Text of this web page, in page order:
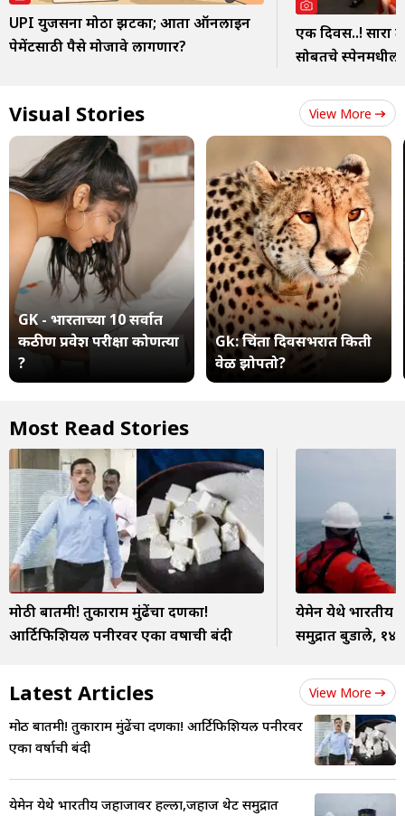
UPI युजर्सना मोठा झटका; आता ऑनलाइन
पेमेंटसाठी पैसे मोजावे लागणार?
एक दिवस..! सारा
सोबतचे
Visual Stories View More
GK - भारताच्या 10 सर्वात
कठीण प्रवेश परीक्षा कोणत्या
?
Gk: चिंता दिवसभरात किती
वेळ झोपतो?
Most Read Stories
मोठी बातमी! तुकाराम मुंढेंचा दणका!
आर्टिफिशियल पनीरवर एका वर्षाची बंदी
येमेन येथे भारतीय
समुद्रात बुडाले, १४
Latest Articles View More
मोठी बातमी! तुकाराम मुंढेंचा दणका! आर्टिफिशियल पनीरवर
एका वर्षाची बंदी
येमेन येथे भारतीय जहाजावर हल्ला,जहाज थेट समुद्रात